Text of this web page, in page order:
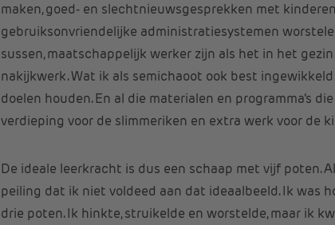
maken, goed- en slechtnieuwsgesprekken met
gebruiksonvriendelijke administratiesystemen
sussen, maatschappelijk werker zijn als het in het
nakijkwerk. Wat ik als semichaoot ook best
doelen houden. En al die materialen en programma’s
verdieping voor de slimmeriken en extra werk voor de
De ideale leerkracht is dus een schaap met vijf poten.
peiling dat ik niet voldeed aan dat ideaalbeeld. Ik was
drie poten. Ik hinkte, struikelde en worstelde, maar ik